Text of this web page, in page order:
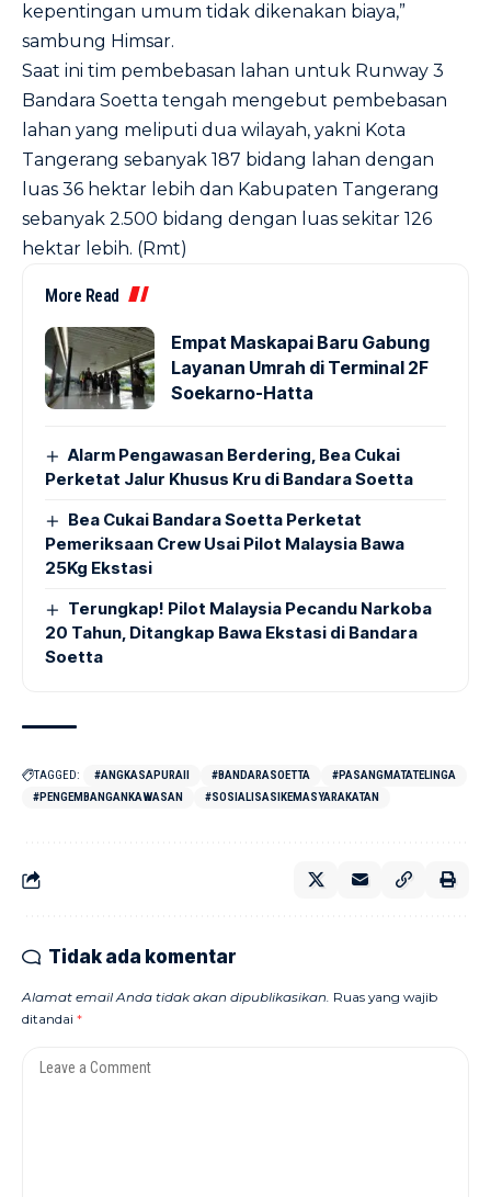
kepentingan umum tidak dikenakan biaya,”
sambung Himsar.
Saat ini tim pembebasan lahan untuk Runway 3
Bandara Soetta tengah mengebut pembebasan
lahan yang meliputi dua wilayah, yakni Kota
Tangerang sebanyak 187 bidang lahan dengan
luas 36 hektar lebih dan Kabupaten Tangerang
sebanyak 2.500 bidang dengan luas sekitar 126
hektar lebih. (Rmt)
More Read
Empat Maskapai Baru Gabung
Layanan Umrah di Terminal 2F
Soekarno-Hatta
Alarm Pengawasan Berdering, Bea Cukai
Perketat Jalur Khusus Kru di Bandara Soetta
Bea Cukai Bandara Soetta Perketat
Pemeriksaan Crew Usai Pilot Malaysia Bawa
25Kg Ekstasi
Terungkap! Pilot Malaysia Pecandu Narkoba
20 Tahun, Ditangkap Bawa Ekstasi di Bandara
Soetta
TAGGED: #ANGKASAPURAII #BANDARASOETTA
#PASANGMATATELINGA
#PENGEMBANGANKAWASAN
#SOSIALISASIKEMASYARAKATAN
Tidak ada komentar
Alamat email Anda tidak akan dipublikasikan. Ruas yang wajib
ditandai *